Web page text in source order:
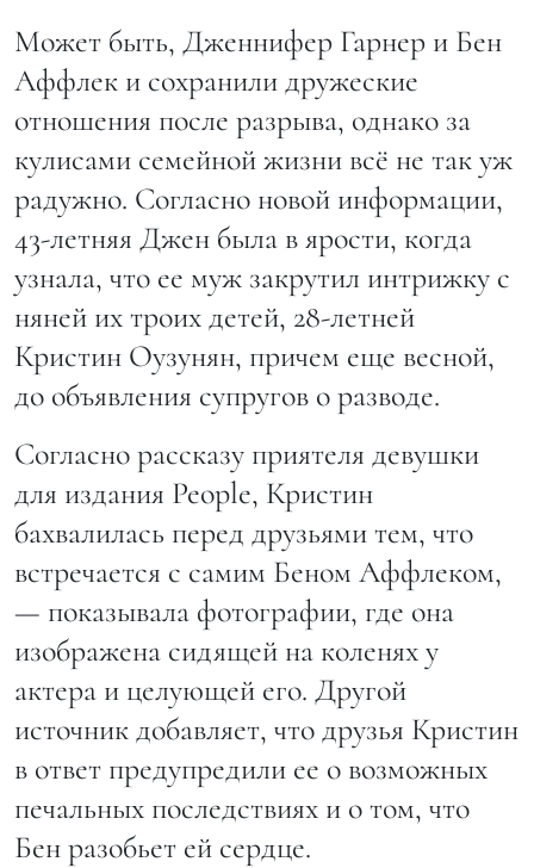
Может быть, Дженнифер Гарнер и Бен
Аффлек и сохранили дружеские
отношения после разрыва, однако за
кулисами семейной жизни всё не так уж
радужно. Согласно новой информации,
43-летняя Джен была в ярости, когда
узнала, что ее муж закрутил интрижку с
няней их троих детей, 28-летней
Кристин Оузунян, причем еще весной,
до объявления супругов о разводе.
Согласно рассказу приятеля девушки
для издания People, Кристин
бахвалилась перед друзьями тем, что
встречается с самим Беном Аффлеком,
— показывала фотографии, где она
изображена сидящей на коленях у
актера и целующей его. Другой
источник добавляет, что друзья Кристин
в ответ предупредили ее о возможных
печальных последствиях и о том, что
Бен разобьет ей сердце.